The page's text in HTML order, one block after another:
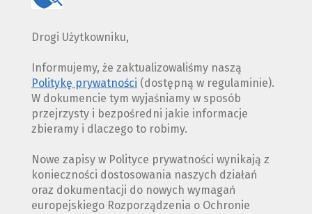
Drogi Użytkowniku,
Informujemy, że zaktualizowaliśmy naszą
Politykę prywatności (dostępną w regulaminie).
W dokumencie tym wyjaśniamy w sposób
przejrzysty i bezpośredni jakie informacje
zbieramy i dlaczego to robimy.
Nowe zapisy w Polityce prywatności wynikają z
konieczności dostosowania naszych działań
oraz dokumentacji do nowych wymagań
europejskiego Rozporządzenia o Ochronie